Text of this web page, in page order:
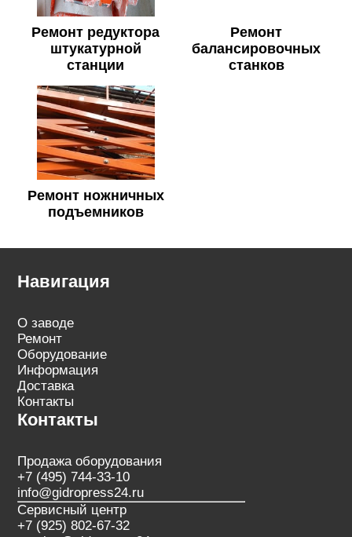
Ремонт редуктора
штукатурной
станции
Ремонт
балансировочных
станков
Ремонт ножничных
подъемников
Навигация
О заводе
Ремонт
Оборудование
Информация
Доставка
Контакты
Контакты
Продажа оборудования
+7 (495) 744-33-10
info@gidropress24.ru
Сервисный центр
+7 (925) 802-67-32